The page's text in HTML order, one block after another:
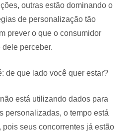
outras estão dominando o
de personalização tão
prever o que o consumidor
perceber.
de que lado você quer estar?
está utilizando dados para
personalizadas, o tempo está
pois seus concorrentes já estão